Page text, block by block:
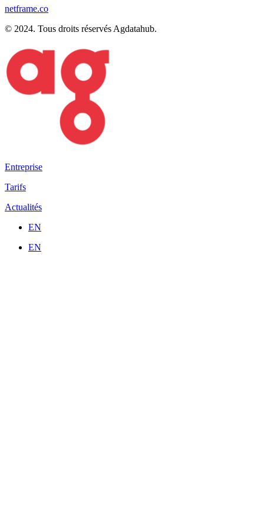
netframe.co
© 2024. Tous droits réservés Agdatahub.
Entreprise
Tarifs
Actualités
EN
EN